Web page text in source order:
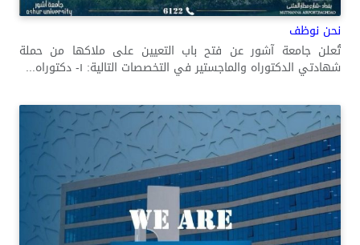
نحن نوظف
تُعلن جامعة آشور عن فتح باب التعيين على ملاكها من حملة
شهادتي الدكتوراه والماجستير في التخصصات التالية: ١- دكتوراه...